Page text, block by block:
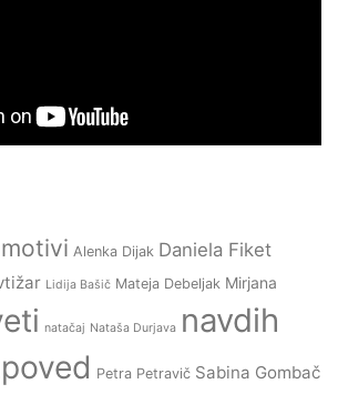
Alenka Dijak Daniela Fiket
Lidija Bašič Mateja Debeljak Mirjana
natačaj Nataša Durjava navdih
Petra Petravič Sabina Gombač